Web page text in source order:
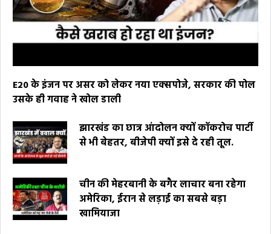
E20 के इंजन पर असर को लेकर नया एक्सपोजे, सरकार की पोल
उसके ही गवाह ने खोल डाली
झारखंड का छात्र आंदोलन क्यों कॉकरोच पार्टी
से भी बेहतर, बीजेपी क्यों इसे दे रही तूल.
चीन की मेहरबानी के बगैर लाचार बना रहेगा
अमेरिका, ईरान से लड़ाई का सबसे बड़ा
खामियाजा